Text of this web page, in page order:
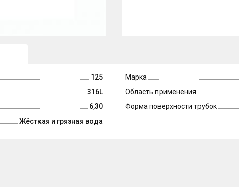
125 Марка
316L Область применения
6,30 Форма поверхности трубок
Жёсткая и грязная вода